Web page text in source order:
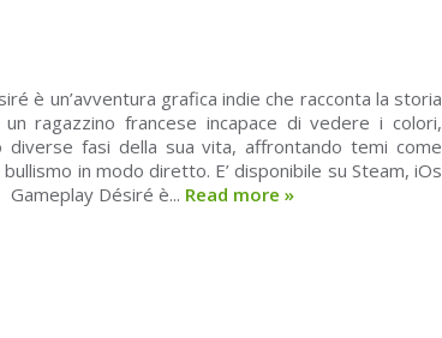
è un’avventura grafica indie che racconta la storia
ragazzino francese incapace di vedere i colori,
diverse fasi della sua vita, affrontando temi come
in modo diretto. E’ disponibile su Steam, iOs
Désiré è... Read more »